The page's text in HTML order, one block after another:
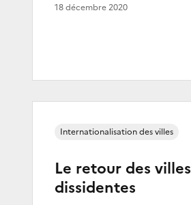
18 décembre 2020
Le retour des villes
dissidentes
Internationalisation des villes